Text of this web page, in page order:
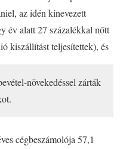
az idén kinevezett
év alatt 27 százalékkal nőtt
kiszállítást teljesítettek), és
növekedéssel zárták
cégbeszámolója 57,1